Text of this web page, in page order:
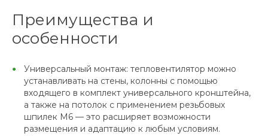
Преимущества и
особенности
Универсальный монтаж: тепловентилятор можно
устанавливать на стены, колонны с помощью
входящего в комплект универсального кронштейна,
а также на потолок с применением резьбовых
шпилек М6 — это расширяет возможности
размещения и адаптацию к любым условиям.